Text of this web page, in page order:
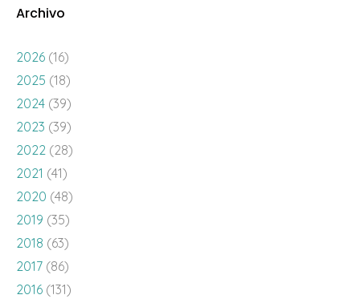
Archivo
2026 (16)
2025 (18)
2024 (39)
2023 (39)
2022 (28)
2021 (41)
2020 (48)
2019 (35)
2018 (63)
2017 (86)
2016 (131)